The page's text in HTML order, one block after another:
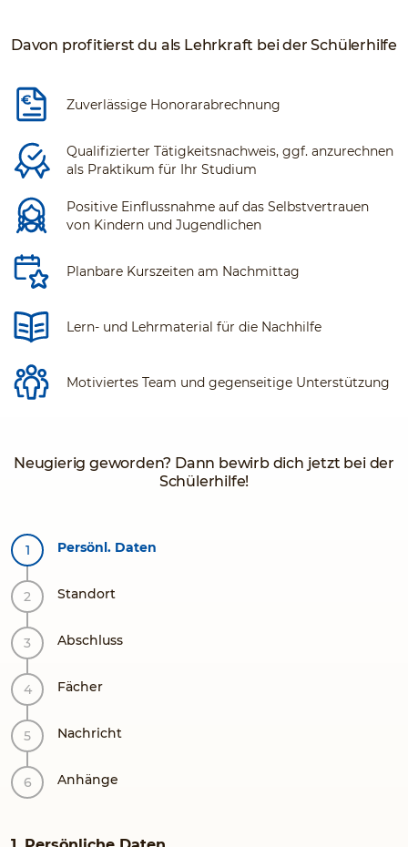
Davon profitierst du als Lehrkraft bei der Schülerhilfe
Zuverlässige Honorarabrechnung
Qualifizierter Tätigkeitsnachweis, ggf. anzurechnen
als Praktikum für Ihr Studium
Positive Einflussnahme auf das Selbstvertrauen
von Kindern und Jugendlichen
Planbare Kurszeiten am Nachmittag
Lern- und Lehrmaterial für die Nachhilfe
Motiviertes Team und gegenseitige Unterstützung
Neugierig geworden? Dann bewirb dich jetzt bei der
Schülerhilfe!
Persönl. Daten
Standort
Abschluss
Fächer
Nachricht
Anhänge